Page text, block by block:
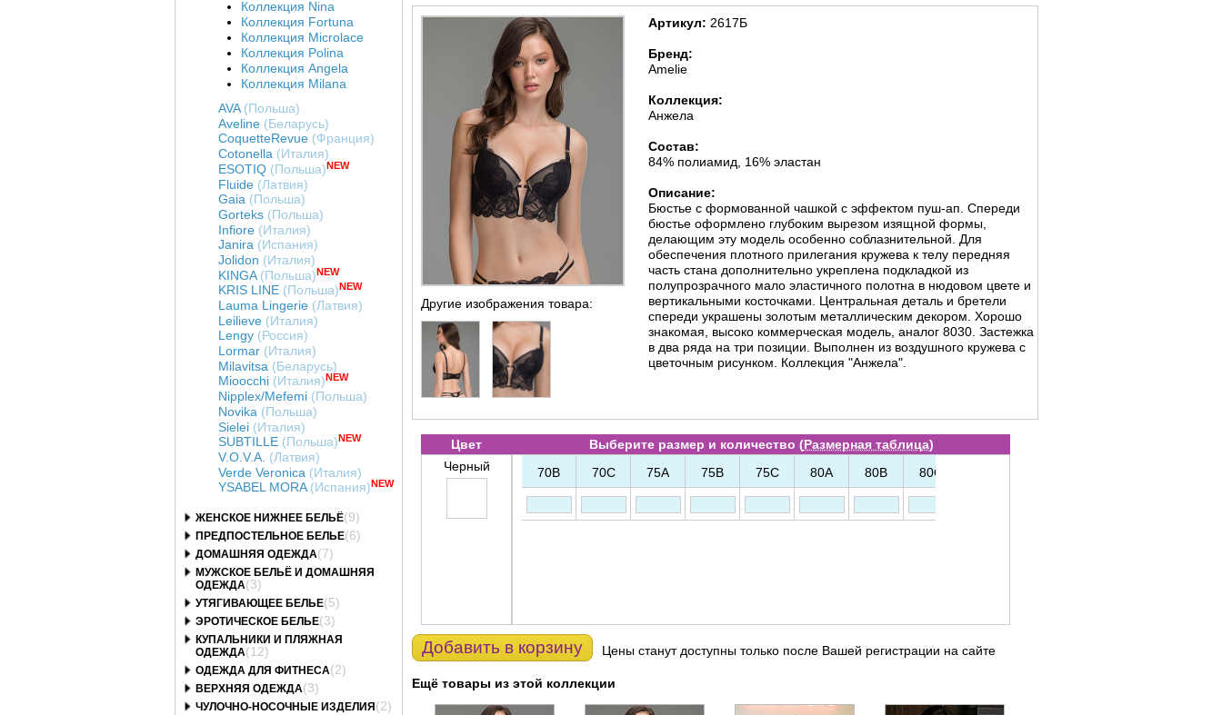
Коллекция Nina
Коллекция Fortuna
Коллекция Microlace
Коллекция Polina
Коллекция Angela
Коллекция Milana
AVA (Польша)
Aveline (Беларусь)
CoquetteRevue (Франция)
Cotonella (Италия)
ESOTIQ (Польша)NEW
Fluide (Латвия)
Gaia (Польша)
Gorteks (Польша)
Infiore (Италия)
Janira (Испания)
Jolidon (Италия)
KINGA (Польша)NEW
KRIS LINE (Польша) NEW
Lauma Lingerie (Латвия)
Leilieve (Италия)
Lengy (Россия)
Lormar (Италия)
Milavitsa (Беларусь)
Mioocchi (Италия) NEW
Nipplex/Mefemi (Польша)
Novika (Польша)
Sielei (Италия)
SUBTILLE (Польша)NEW
V.O.V.A. (Латвия)
Verde Veronica (Италия)
YSABEL MORA(Испания) NEW
ЖЕНСКОЕ НИЖНЕЕ БЕЛЬЁ(9)
ПРЕДПОСТЕЛЬНОЕ БЕЛЬЕ(6)
ДОМАШНЯЯ ОДЕЖДА(7)
МУЖСКОЕ БЕЛЬЁ И ДОМАШНЯЯ
ОДЕЖДА(3)
УТЯГИВАЮЩЕЕ БЕЛЬЕ(5)
ЭРОТИЧЕСКОЕ БЕЛЬЕ(3)
КУПАЛЬНИКИ И ПЛЯЖНАЯ
ОДЕЖДА(12)
ОДЕЖДА ДЛЯ ФИТНЕСА(2)
ВЕРХНЯЯ ОДЕЖДА(3)
ЧУЛОЧНО-НОСОЧНЫЕ ИЗДЕЛИЯ (2)
Другие изображения товара:
Артикул: 2617Б
Бренд:
Amelie
Коллекция:
Анжела
Состав:
84% полиамид, 16% эластан
Описание:
Бюстье с формованной чашкой с эффектом пуш-ап. Спереди
бюстье оформлено глубоким вырезом изящной формы,
делающим эту модель особенно соблазнительной. Для
обеспечения плотного прилегания кружева к телу передняя
часть стана дополнительно укреплена подкладкой из
полупрозрачного мало эластичного полотна в нюдовом цвете и
вертикальными косточками. Центральная деталь и бретели
спереди украшены золотым металлическим декором. Хорошо
знакомая, высоко коммерческая модель, аналог 8030. Застежка
в два ряда на три позиции. Выполнен из воздушного кружева с
цветочным рисунком. Коллекция "Анжела".
Цвет Выберите размер и количество (Размерная таблица)
Черный
70B 70C 75A 75B 75C 80A 80B 80C
Добавить в корзину Цены станут доступны только после Вашей регистрации на сайте
Ещё товары из этой коллекции